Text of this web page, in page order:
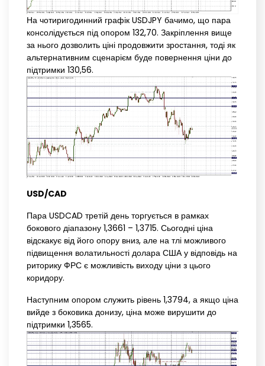
На чотиригодинний графік USDJPY бачимо, що пара
консолідується під опором 132,70. Закріплення вище
за нього дозволить ціні продовжити зростання, тоді як
альтернативним сценарієм буде повернення ціни до
підтримки 130,56.
USD/CAD
Пара USDCAD третій день торгується в рамках
бокового діапазону 1,3661 – 1,3715. Сьогодні ціна
відскакує від його опору вниз, але на тлі можливого
підвищення волатильності долара США у відповідь на
риторику ФРС є можливість виходу ціни з цього
коридору.
Наступним опором служить рівень 1,3794, а якщо ціна
вийде з боковика донизу, ціна може вирушити до
підтримки 1,3565.